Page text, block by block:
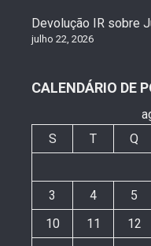
Devolução IR sobre
julho 22, 2026
CALENDÁRIO DE
S
T Q
3
4 5
10
11 12